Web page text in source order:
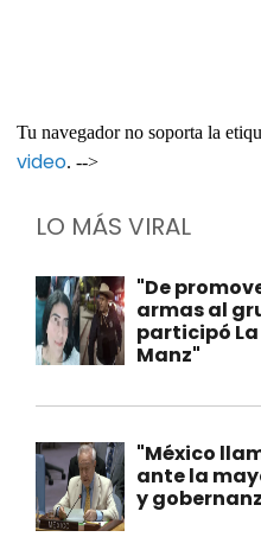
Tu navegador no soporta la
video. -->
LO MÁS VIRAL
"De
armas al
participó
Manz"
"México
ante la
y